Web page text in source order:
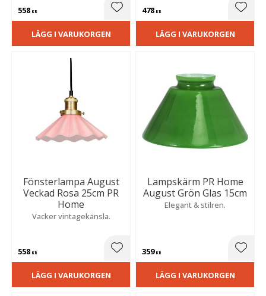
558 KR Lägg till i favoriter
LÄGG I VARUKORGEN
478 KR
LÄGG I VARUKORGEN
Fönsterlampa August
Veckad Rosa 25cm PR
Home
Vacker vintagekänsla.
558 KR Lägg till i favoriter
LÄGG I VARUKORGEN
Lampskärm PR Home
August Grön Glas 15cm
Elegant & stilren.
359KR
LÄGG I VARUKORGEN